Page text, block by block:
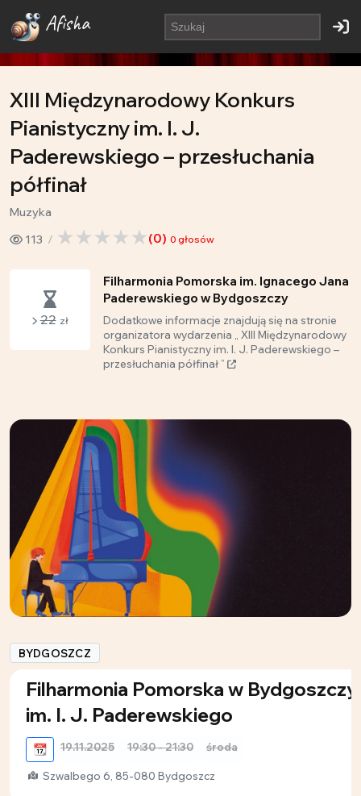
Afisha
XIII Międzynarodowy Konkurs
Pianistyczny im. I. J.
Paderewskiego – przesłuchania
półfinał
Muzyka
113
(0) 0 głosów
22 zł
Filharmonia Pomorska im. Ignacego Jana
Paderewskiego w Bydgoszczy
Dodatkowe informacje znajdują się na stronie
organizatora wydarzenia „ XIII Międzynarodowy
Konkurs Pianistyczny im. I. J. Paderewskiego –
przesłuchania półfinał ”
BYDGOSZCZ
Filharmonia Pomorska w Bydgoszczy
im. I. J. Paderewskiego
📆 19.11.2025 19:30 - 21:30 środa
Szwalbego 6, 85-080 Bydgoszcz